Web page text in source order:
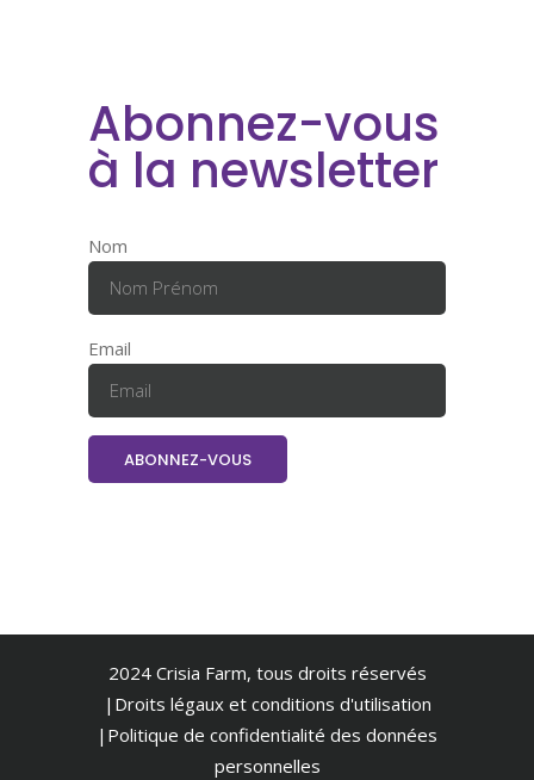
Abonnez-vous
à la newsletter
Nom
Email
2024 Crisia Farm, tous droits réservés
|Droits légaux et conditions d'utilisation
| Politique de confidentialité des données
personnelles